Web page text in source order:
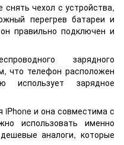
чехол с устройства,
перегрев батареи и
правильно подключен и
зарядного
что телефон расположен
зарядное
iPhone и она совместима с
использовать именно
аналоги, которые